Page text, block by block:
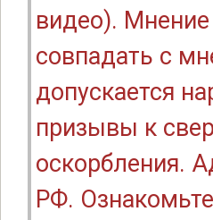
видео).
совпадать с
допускается
призывы к
оскорбления.
РФ.